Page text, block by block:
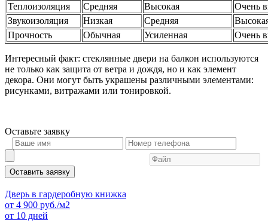
Теплоизоляция
Средняя Высокая
Очень
Звукоизоляция
Низкая Средняя
Прочность
Обычная Усиленная Очень
Интересный факт: стеклянные двери на балкон используются
не только как защита от ветра и дождя, но и как элемент
декора. Они могут быть украшены различными элементами:
рисунками, витражами или тонировкой.
Оставьте заявку
Оставить заявку
Дверь в гардеробную книжка
от 4 900 руб./м2
от 10 дней